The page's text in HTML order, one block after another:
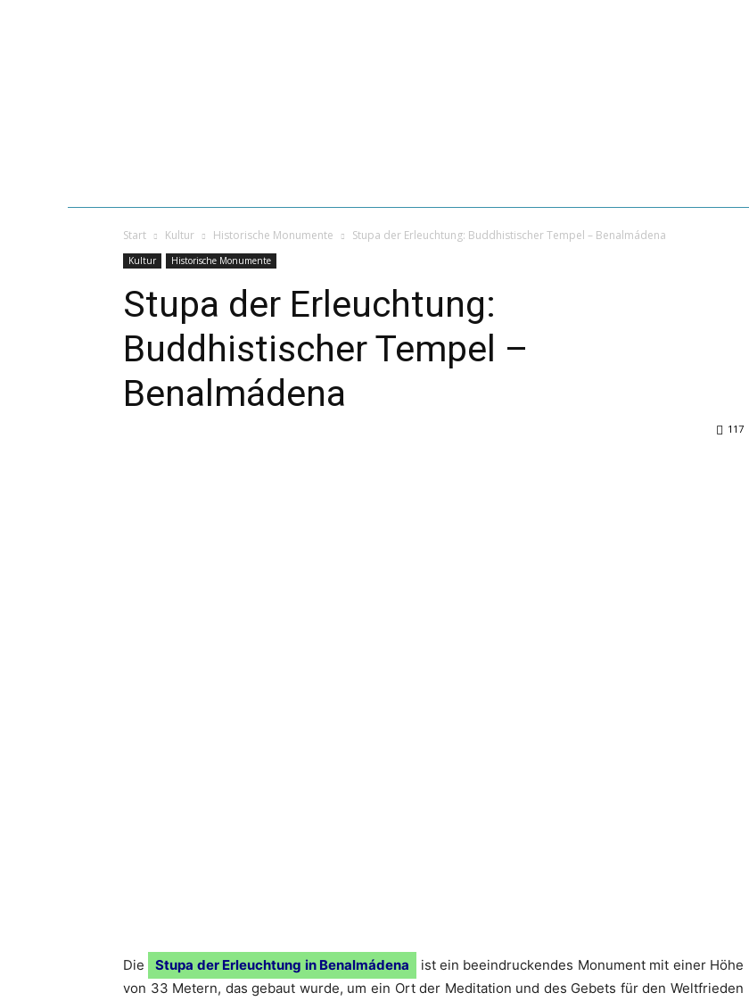
Start Kultur Historische Monumente Stupa der Erleuchtung: Buddhistischer Tempel – Benalmádena
Kultur Historische Monumente
Stupa der Erleuchtung:
Buddhistischer Tempel –
Benalmádena
117
Die Stupa der Erleuchtung in Benalmádena
ist ein beeindruckendes Monument mit einer Höhe
von 33 Metern, das gebaut wurde, um ein Ort der Meditation und des Gebets für den Weltfrieden